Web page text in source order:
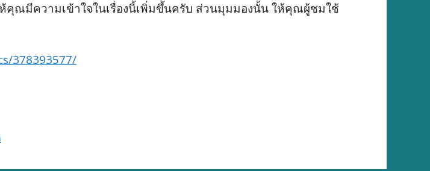
คุณมีความเข้าใจในเรื่องนี้เพิ่มขึ้นครับ ส่วนมุมมองนั้น ให้คุณผู้ชมใช้
378393577/